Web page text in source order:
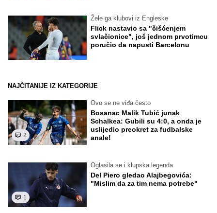
Žele ga klubovi iz Engleske
Flick nastavio sa "čišćenjem
svlačionice", još jednom prvotimcu
poručio da napusti Barcelonu
NAJČITANIJE IZ KATEGORIJE
2
Ovo se ne viđa često
Bosanac Malik Tubić junak
Schalkea: Gubili su 4:0, a onda je
uslijedio preokret za fudbalske
anale!
1
Oglasila se i klupska legenda
Del Piero gledao Alajbegovića:
"Mislim da za tim nema potrebe"